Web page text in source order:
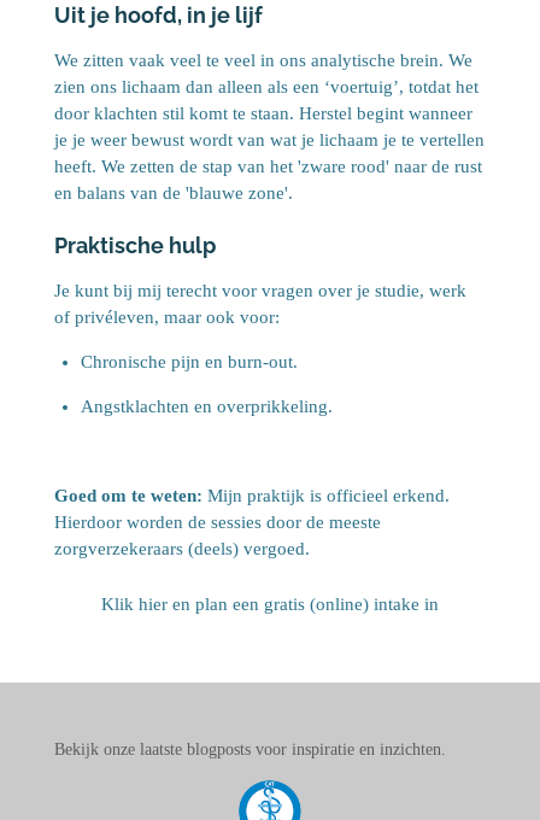
Uit je hoofd, in je lijf
We zitten vaak veel te veel in ons analytische brein. We
zien ons lichaam dan alleen als een ‘voertuig’, totdat het
door klachten stil komt te staan. Herstel begint wanneer
je je weer bewust wordt van wat je lichaam je te vertellen
heeft. We zetten de stap van het 'zware rood' naar de rust
en balans van de 'blauwe zone'.
Praktische hulp
Je kunt bij mij terecht voor vragen over je studie, werk
of privéleven, maar ook voor:
Chronische pijn en burn-out.
Angstklachten en overprikkeling.
Goed om te weten: Mijn praktijk is officieel erkend.
Hierdoor worden de sessies door de meeste
zorgverzekeraars (deels) vergoed.
Klik hier en plan een gratis (online) intake in
Bekijk onze laatste blogposts voor inspiratie en inzichten.